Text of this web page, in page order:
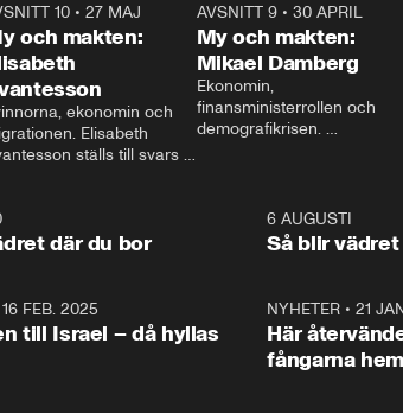
10 •27 MAJ
och makten:
ekonomin och
Elisabeth
ställs till svars
AVSNITT 9• 30 APRIL
My och makten:
Mikael Damberg
Ekonomin,
finansministerrollen och
demografikrisen.
och Makten.
1:06
där du bor
6 AUGUSTI
Så blir
16 FEB. 2025
till Israel – då hyllas
NYHETER •21
Här
fångarna hem